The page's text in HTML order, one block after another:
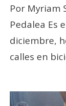
Por Myriam
Pedalea Es
diciembre,
calles en